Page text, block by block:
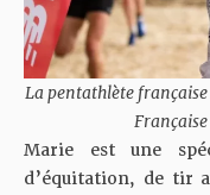
La pentathlète
Marie est une
d’équitation, de tir